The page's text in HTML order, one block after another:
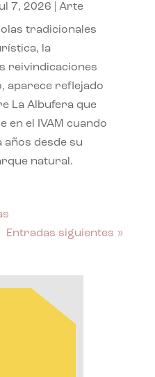
7, 2026 Arte
tradicionales
la
reivindicaciones
aparece reflejado
La Albufera que
en el IVAM cuando
años desde su
natural.
Entradas siguientes »